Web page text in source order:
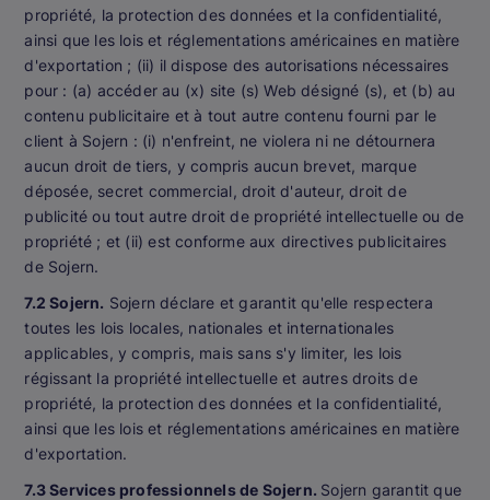
propriété, la protection des données et la confidentialité,
ainsi que les lois et réglementations américaines en matière
d'exportation ; (ii) il dispose des autorisations nécessaires
pour : (a) accéder au (x) site (s) Web désigné (s), et (b) au
contenu publicitaire et à tout autre contenu fourni par le
client à Sojern : (i) n'enfreint, ne violera ni ne détournera
aucun droit de tiers, y compris aucun brevet, marque
déposée, secret commercial, droit d'auteur, droit de
publicité ou tout autre droit de propriété intellectuelle ou de
propriété ; et (ii) est conforme aux directives publicitaires
de Sojern.
7.2 Sojern. Sojern déclare et garantit qu'elle respectera
toutes les lois locales, nationales et internationales
applicables, y compris, mais sans s'y limiter, les lois
régissant la propriété intellectuelle et autres droits de
propriété, la protection des données et la confidentialité,
ainsi que les lois et réglementations américaines en matière
d'exportation.
7.3 Services professionnels de Sojern. Sojern garantit que